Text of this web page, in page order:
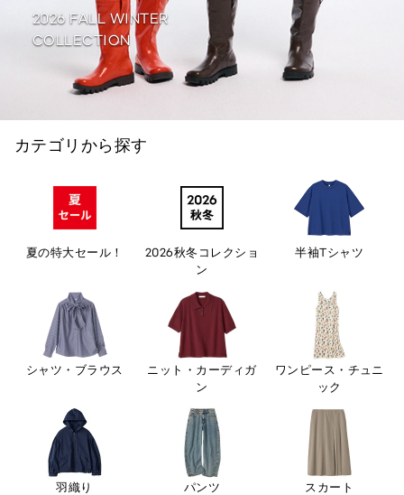
2026 FALL WINTER
COLLECTION
カテゴリから探す
夏の特大セール！
2026秋冬コレクショ
ン
半袖Tシャツ
シャツ・ブラウス
ニット・カーディガ
ン
ワンピース・チュニ
ック
羽織り パンツ スカート